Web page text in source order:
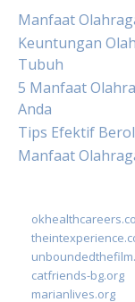
Manfaat
Keuntungan
Tubuh
5 Manfaat
Anda
Tips Efektif
Manfaat
catfriends-bg.org
marianlives.org